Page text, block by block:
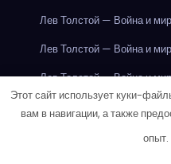
Лев Толстой — Война и мир
Лев Толстой — Война и мир
Лев Толстой — Война и мир
Лондон Лондон
Лондон
Этот сайт использует куки-
вам в навигации, а также
опыт.